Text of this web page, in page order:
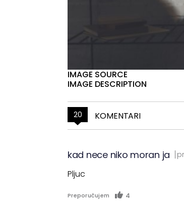
IMAGE SOURCE
IMAGE DESCRIPTION
20 KOMENTARI
kad nece niko moran ja
Pljuc
Preporučujem 4